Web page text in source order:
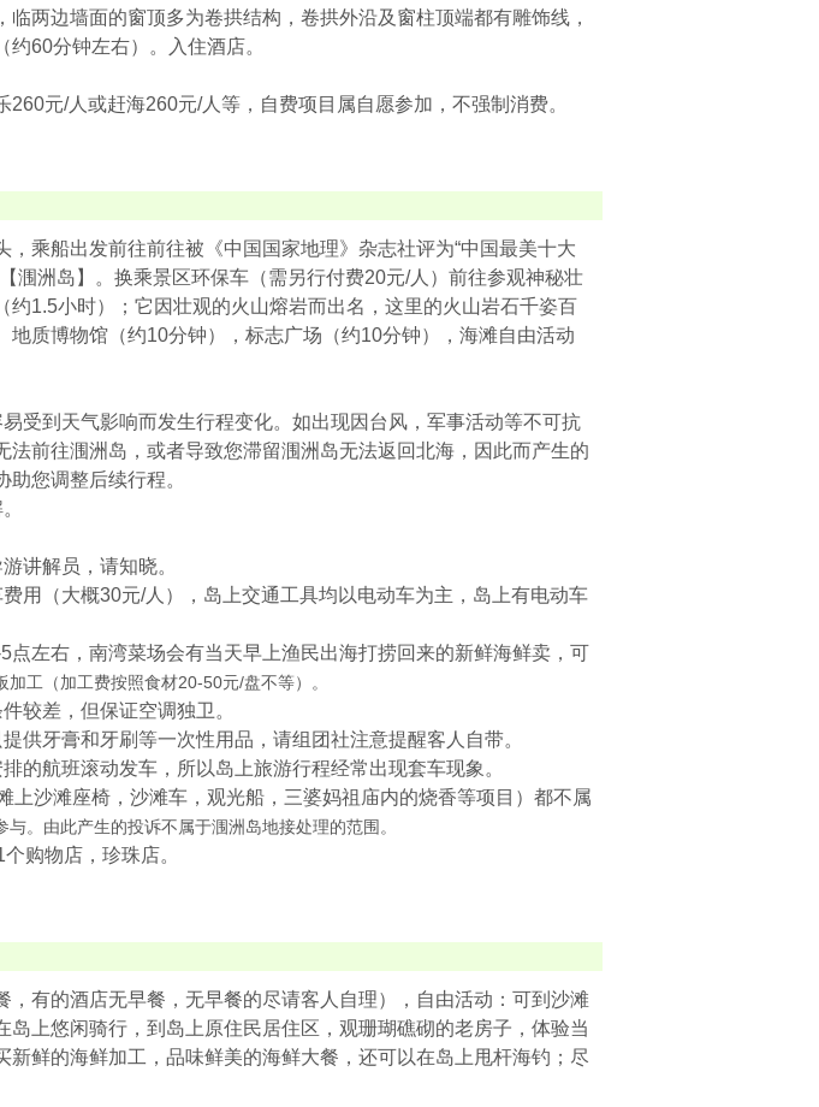
两边墙面的窗顶多为卷拱结构，卷拱外沿及窗柱顶端都有雕饰线，
60分钟左右）。入住酒店。
元/人或赶海260元/人等，自费项目属自愿参加，不强制消费。
乘船出发前往前往被《中国国家地理》杂志社评为“中国最美十大
涠洲岛】。换乘景区环保车（需另行付费20元/人）前往参观神秘壮
1.5小时）；它因壮观的火山熔岩而出名，这里的火山岩石千姿百
地质博物馆（约10分钟），标志广场（约10分钟），海滩自由活动
受到天气影响而发生行程变化。如出现因台风，军事活动等不可抗
法前往涠洲岛，或者导致您滞留涠洲岛无法返回北海，因此而产生的
您调整后续行程。
讲解员，请知晓。
用（大概30元/人），岛上交通工具均以电动车为主，岛上有电动车
点左右，南湾菜场会有当天早上渔民出海打捞回来的新鲜海鲜卖，可
工（加工费按照食材20-50元/盘不等）。
较差，但保证空调独卫。
供牙膏和牙刷等一次性用品，请组团社注意提醒客人自带。
的航班滚动发车，所以岛上旅游行程经常出现套车现象。
上沙滩座椅，沙滩车，观光船，三婆妈祖庙内的烧香等项目）都不属
。由此产生的投诉不属于涠洲岛地接处理的范围。
购物店，珍珠店。
，有的酒店无早餐，无早餐的尽请客人自理），自由活动：可到沙滩
上悠闲骑行，到岛上原住民居住区，观珊瑚礁砌的老房子，体验当
新鲜的海鲜加工，品味鲜美的海鲜大餐，还可以在岛上甩杆海钓；尽